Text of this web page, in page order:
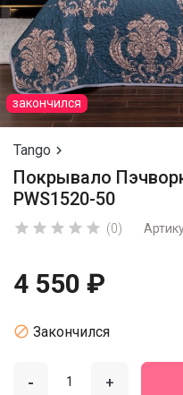
закончился
Tango 
Покрывало
PWS1520-50
     (0)
4 550 ₽
 Закончился
- +